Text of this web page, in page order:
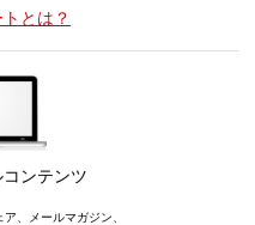
とは？
ンテンツ
、メールマガジン、